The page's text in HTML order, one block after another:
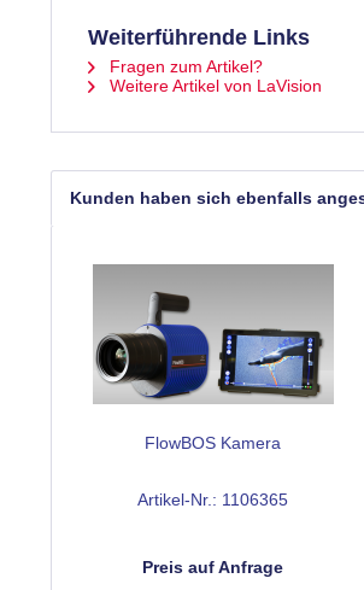
Weiterführende Links
Fragen zum Artikel?
Weitere Artikel von LaVision
Kunden haben sich ebenfalls
FlowBOS Kamera
Artikel-Nr.: 1106365
Preis auf Anfrage